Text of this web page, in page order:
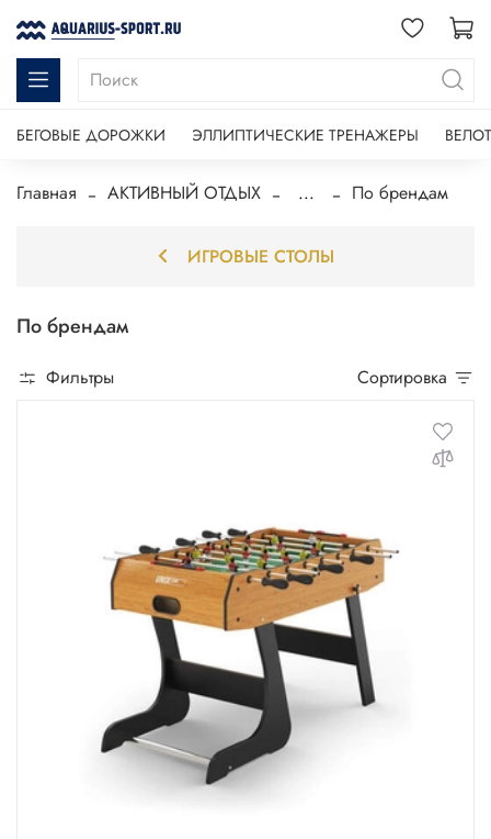
БЕГОВЫЕ ДОРОЖКИ ЭЛЛИПТИЧЕСКИЕ ТРЕНАЖЕРЫ
Главная АКТИВНЫЙ ОТДЫХ ... По брендам
По брендам
Фильтры Сортировка
ИГРОВЫЕ СТОЛЫ